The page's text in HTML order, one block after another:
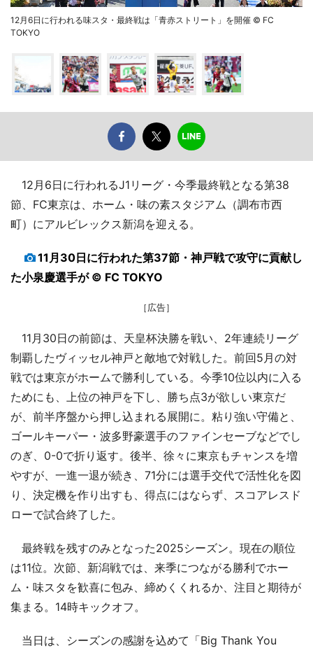
12月6日に行われる味スタ・最終戦は「青赤ストリート」を開催 © FC
TOKYO
12月6日に行われるJ1リーグ・今季最終戦となる第38
節、FC東京は、ホーム・味の素スタジアム（調布市西
町）にアルビレックス新潟を迎える。
11月30日に行われた第37節・神戸戦で攻守に貢献し
た小泉慶選手が © FC TOKYO
［広告］
11月30日の前節は、天皇杯決勝を戦い、2年連続リーグ
制覇したヴィッセル神戸と敵地で対戦した。前回5月の対
戦では東京がホームで勝利している。今季10位以内に入る
ためにも、上位の神戸を下し、勝ち点3が欲しい東京だ
が、前半序盤から押し込まれる展開に。粘り強い守備と、
ゴールキーパー・波多野豪選手のファインセーブなどでし
のぎ、0-0で折り返す。後半、徐々に東京もチャンスを増
やすが、一進一退が続き、71分には選手交代で活性化を図
り、決定機を作り出すも、得点にはならず、スコアレスド
ローで試合終了した。
最終戦を残すのみとなった2025シーズン。現在の順位
は11位。次節、新潟戦では、来季につながる勝利でホー
ム・味スタを歓喜に包み、締めくくれるか、注目と期待が
集まる。14時キックオフ。
当日は、シーズンの感謝を込めて「Big Thank You